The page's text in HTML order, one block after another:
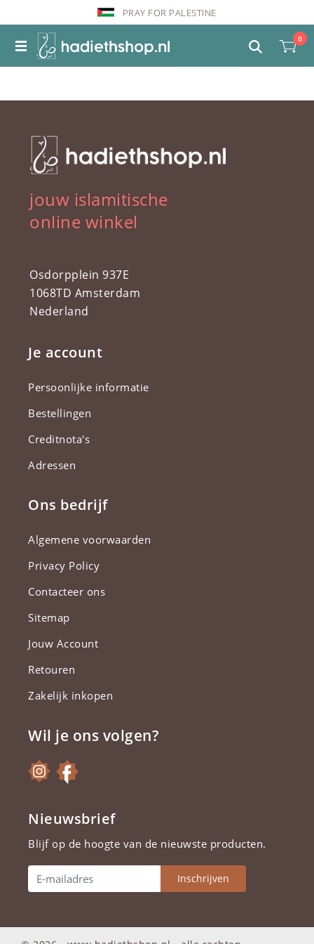
PRAY FOR PALESTINE
0
jouw islamitische
online winkel
Osdorpplein 937E
1068TD Amsterdam
Nederland
Je account
Persoonlijke informatie
Bestellingen
Creditnota's
Adressen
Ons bedrijf
Algemene voorwaarden
Privacy Policy
Contacteer ons
Sitemap
Jouw Account
Retouren
Zakelijk inkopen
Wil je ons volgen?
Nieuwsbrief
Blijf op de hoogte van de nieuwste producten.
Inschrijven